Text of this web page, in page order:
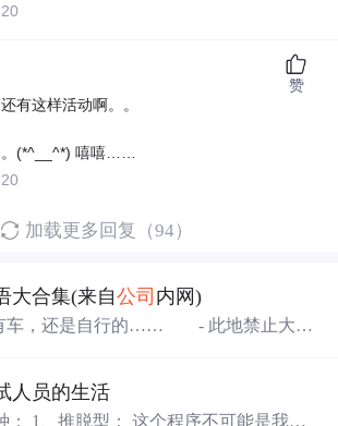
有这样活动啊。。
。(*^__^*) 嘻嘻……
赞
加载更多回复（94）
大合集(来自公司 内网)
，还是自行的…… - 此地禁止大小
就是给我们看表面的，不要老想深入
一个和尚挑水喝,两个和尚抬水喝,三
人员的生活
： 1、推脱型： 这个程序不可能是我们